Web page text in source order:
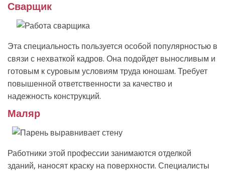
Сварщик
Эта специальность пользуется особой популярностью в
связи с нехваткой кадров. Она подойдет выносливым и
готовым к суровым условиям труда юношам. Требует
повышенной ответственности за качество и
надежность конструкций.
Маляр
Работники этой профессии занимаются отделкой
зданий, наносят краску на поверхности. Специалисты